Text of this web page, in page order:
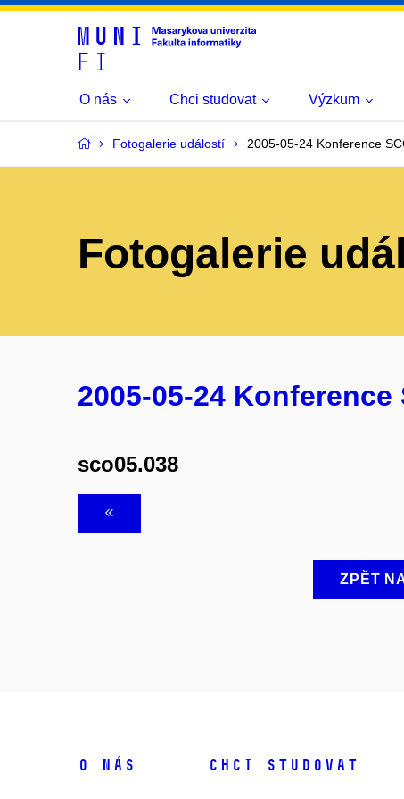
O nás Chci studovat Výzkum
Fotogalerie událostí 2005-05-24 Konference
Fotogalerie
2005-05-24 Konference
sco05.038
ZPĚT
O NÁS CHCI STUDOVAT